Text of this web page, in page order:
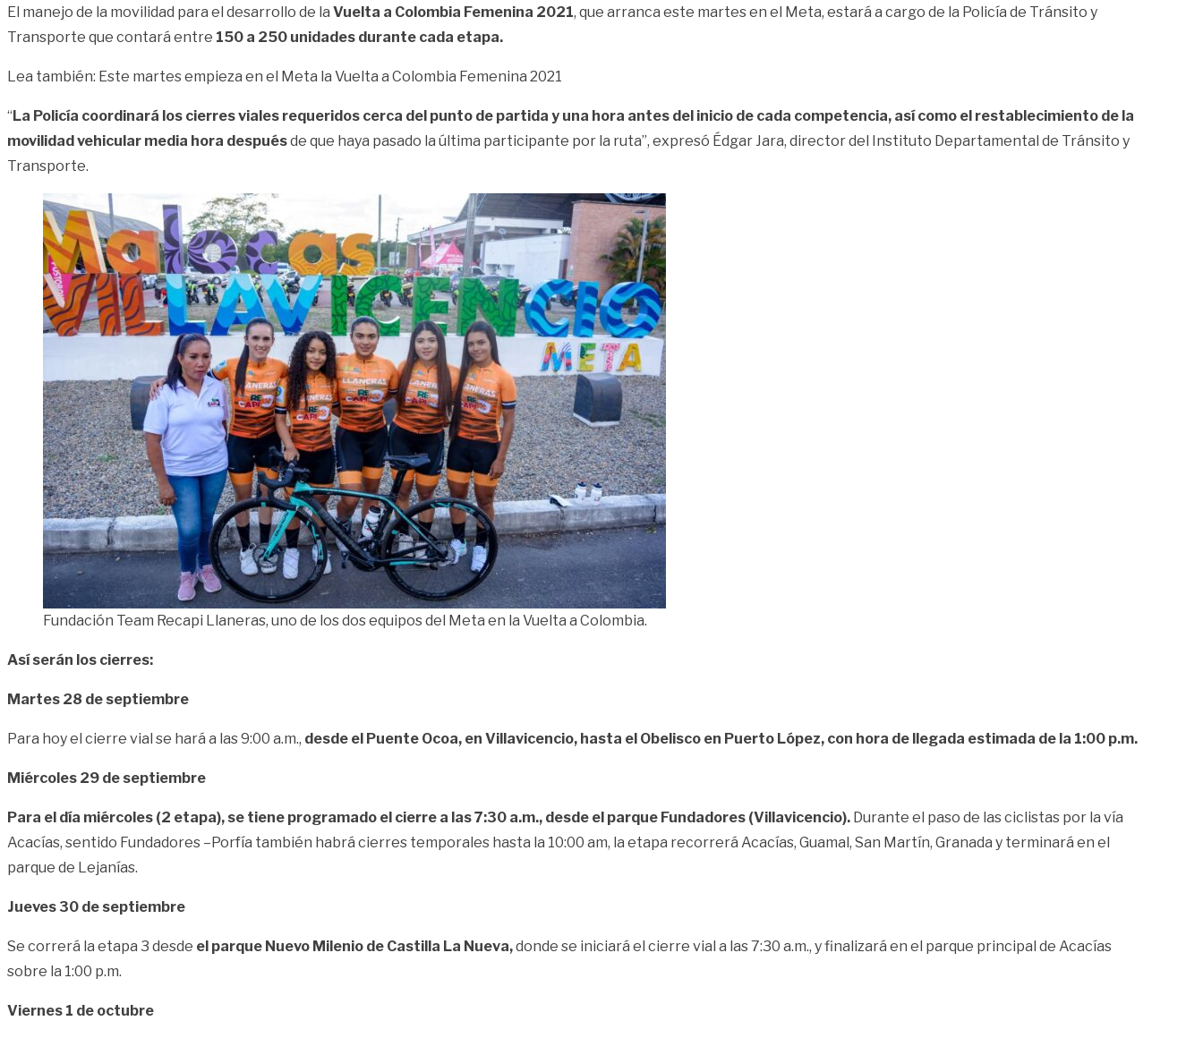
El manejo de la movilidad para el desarrollo de la Vuelta a Colombia Femenina 2021, que arranca este martes en el Meta, estará a cargo de la Policía de Tránsito y
Transporte que contará entre 150 a 250 unidades durante cada etapa.
Lea también: Este martes empieza en el Meta la Vuelta a Colombia Femenina 2021
“ La Policía coordinará los cierres viales requeridos cerca del punto de partida y una hora antes del inicio de cada competencia, así como el restablecimiento de la
movilidad vehicular media hora despuésde que haya pasado la última participante por la ruta”, expresó Édgar Jara, director del Instituto Departamental de Tránsito y
Transporte.
Fundación Team Recapi Llaneras, uno de los dos equipos del Meta en la Vuelta a Colombia.
Así serán los cierres:
Martes 28 de septiembre
Para hoy el cierre vial se hará a las 9:00 a.m., desde el Puente Ocoa, en Villavicencio, hasta el Obelisco en Puerto López, con hora de llegada estimada de la 1:00 p.m.
Miércoles 29 de septiembre
Para el día miércoles (2 etapa), se tiene programado el cierre a las 7:30 a.m., desde el parque Fundadores (Villavicencio). Durante el paso de las ciclistas por la vía
Acacías, sentido Fundadores –Porfía también habrá cierres temporales hasta la 10:00 am, la etapa recorrerá Acacías, Guamal, San Martín, Granada y terminará en el
parque de Lejanías.
Jueves 30 de septiembre
Se correrá la etapa 3 desde el parque Nuevo Milenio de Castilla La Nueva,donde se iniciará el cierre vial a las 7:30 a.m., y finalizará en el parque principal de Acacías
sobre la 1:00 p.m.
Viernes 1 de octubre